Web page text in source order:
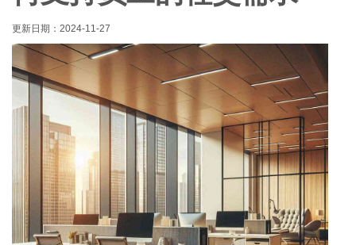
更新日期： 2024-11-27